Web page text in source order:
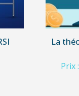
La
Prix